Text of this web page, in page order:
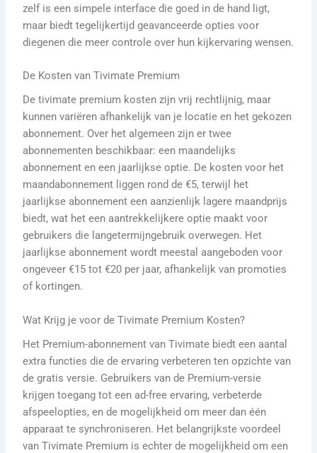
zelf is een simpele interface die goed in de hand ligt,
maar biedt tegelijkertijd geavanceerde opties voor
diegenen die meer controle over hun kijkervaring wensen.
De Kosten van Tivimate Premium
De tivimate premium kosten zijn vrij rechtlijnig, maar
kunnen variëren afhankelijk van je locatie en het gekozen
abonnement. Over het algemeen zijn er twee
abonnementen beschikbaar: een maandelijks
abonnement en een jaarlijkse optie. De kosten voor het
maandabonnement liggen rond de €5, terwijl het
jaarlijkse abonnement een aanzienlijk lagere maandprijs
biedt, wat het een aantrekkelijkere optie maakt voor
gebruikers die langetermijngebruik overwegen. Het
jaarlijkse abonnement wordt meestal aangeboden voor
ongeveer €15 tot €20 per jaar, afhankelijk van promoties
of kortingen.
Wat Krijg je voor de Tivimate Premium Kosten?
Het Premium-abonnement van Tivimate biedt een aantal
extra functies die de ervaring verbeteren ten opzichte van
de gratis versie. Gebruikers van de Premium-versie
krijgen toegang tot een ad-free ervaring, verbeterde
afspeelopties, en de mogelijkheid om meer dan één
apparaat te synchroniseren. Het belangrijkste voordeel
van Tivimate Premium is echter de mogelijkheid om een